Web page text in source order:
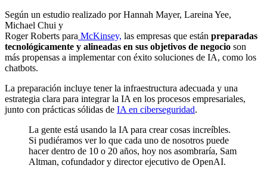
Según un estudio realizado por Hannah Mayer, Lareina Yee,
Michael Chui y
Roger Roberts para McKinsey, las empresas que están preparadas
tecnológicamente y alineadas en sus objetivos de negocio son
más propensas a implementar con éxito soluciones de IA, como los
chatbots.
La preparación incluye tener la infraestructura adecuada y una
estrategia clara para integrar la IA en los procesos empresariales,
junto con prácticas sólidas de IA en ciberseguridad.
La gente está usando la IA para crear cosas increíbles.
Si pudiéramos ver lo que cada uno de nosotros puede
hacer dentro de 10 o 20 años, hoy nos asombraría, Sam
Altman, cofundador y director ejecutivo de OpenAI.